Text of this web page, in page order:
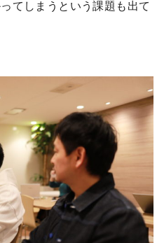
てしまうという課題も出て